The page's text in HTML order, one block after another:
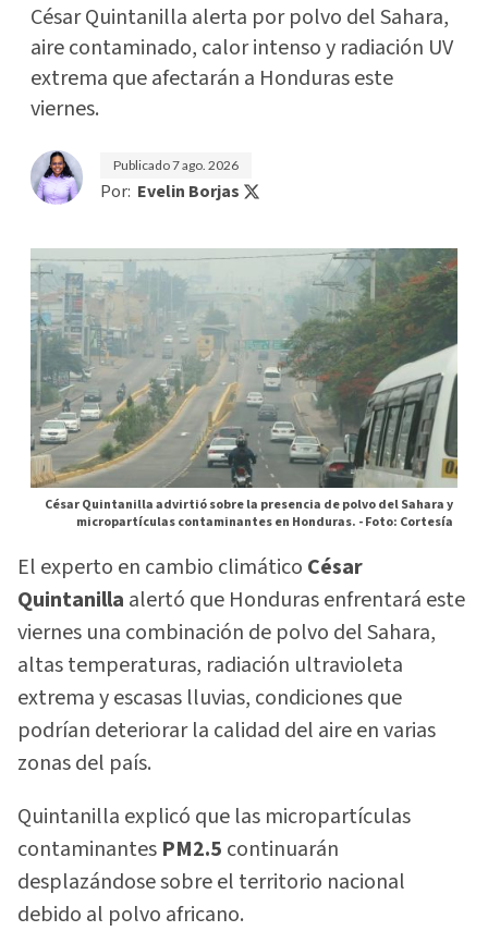
César Quintanilla alerta por polvo del Sahara,
aire contaminado, calor intenso y radiación UV
extrema que afectarán a Honduras este
viernes.
Publicado7 ago. 2026
Por: Evelin Borjas
César Quintanilla advirtió sobre la presencia de polvo del Sahara y
micropartículas contaminantes en Honduras. -Foto: Cortesía
El experto en cambio climático César
Quintanilla alertó que Honduras enfrentará este
viernes una combinación de polvo del Sahara,
altas temperaturas, radiación ultravioleta
extrema y escasas lluvias, condiciones que
podrían deteriorar la calidad del aire en varias
zonas del país.
Quintanilla explicó que las micropartículas
contaminantes PM2.5 continuarán
desplazándose sobre el territorio nacional
debido al polvo africano.